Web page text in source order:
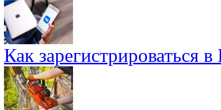
Как зарегистрироваться